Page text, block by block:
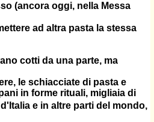
(ancora oggi, nella Messa
ad altra pasta la stessa
cotti da una parte, ma
le schiacciate di pasta e
in forme rituali, migliaia di
e in altre parti del mondo,